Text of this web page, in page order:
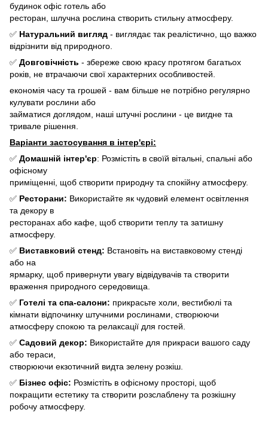
будинок офіс готель або
ресторан, шлучна рослина створить стильну атмосферу.
✅ Натуральний вигляд - виглядає так реалістично, що важко
відрізнити від природного.
✅ Довговічність - збереже свою красу протягом багатьох
років, не втрачаючи свої характерних особливостей.
економія часу та грошей - вам більше не потрібно регулярно
кулувати рослини або
займатися доглядом, наші штучні рослини - це вигдне та
тривале рішення.
Варіанти застосування в інтер'єрі:
✅ Домашній інтер'єр: Розмістіть в своїй вітальні, спальні або
офісному
приміщенні, щоб створити природну та спокійну атмосферу.
✅ Ресторани: Використайте як чудовий елемент освітлення
та декору в
ресторанах або кафе, щоб створити теплу та затишну
атмосферу.
✅ Виставковий стенд: Встановіть на виставковому стенді
або на
ярмарку, щоб привернути увагу відвідувачів та створити
враження природного середовища.
✅ Готелі та спа-салони: прикрасьте холи, вестибюлі та
кімнати відпочинку штучними рослинами, створюючи
атмосферу спокою та релаксації для гостей.
✅ Садовий декор: Використайте для прикраси вашого саду
або тераси,
створюючи екзотичний видта зелену розкіш.
✅ Бізнес офіс: Розмістіть в офісному просторі, щоб
покращити естетику та створити розслаблену та розкішну
робочу атмосферу.